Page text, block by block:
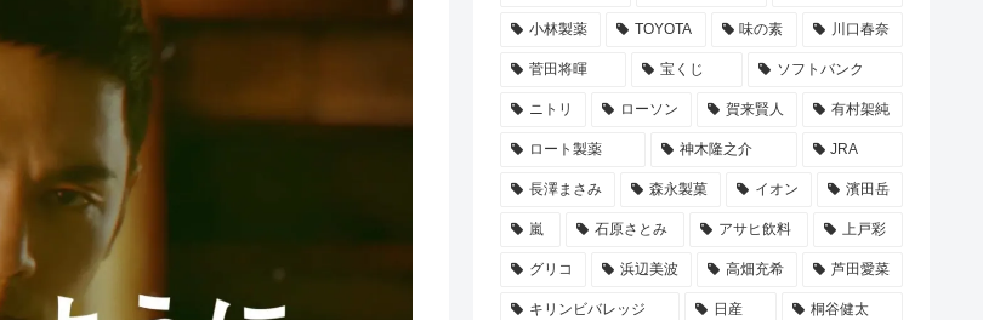
小林製薬 TOYOTA 味の素 川口春奈
菅田将暉 宝くじ ソフトバンク
ニトリ ローソン 賀来賢人 有村架純
ロート製薬 神木隆之介 JRA
長澤まさみ 森永製菓 イオン 濱田岳
嵐 石原さとみ アサヒ飲料 上戸彩
グリコ 浜辺美波 高畑充希 芦田愛菜
キリンビバレッジ 日産 桐谷健太